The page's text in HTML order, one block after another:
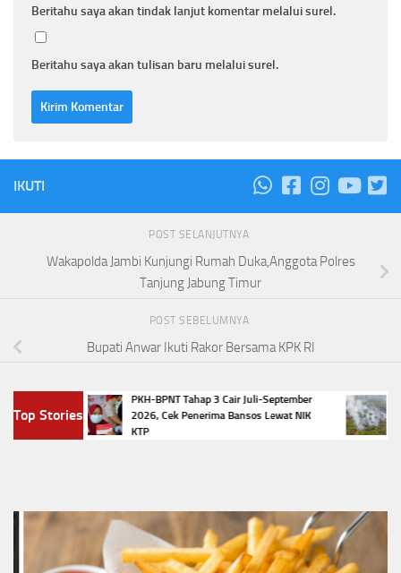
Beritahu saya akan tindak lanjut komentar melalui surel.
Beritahu saya akan tulisan baru melalui surel.
IKUTI
POST SELANJUTNYA
Wakapolda Jambi Kunjungi Rumah Duka,Anggota Polres
Tanjung Jabung Timur
POST SEBELUMNYA
Bupati Anwar Ikuti Rakor Bersama KPK RI
Top Stories
PKH-BPNT Tahap 3 Cair Juli-September
2026, Cek Penerima Bansos Lewat NIK
KTP
Polda
15